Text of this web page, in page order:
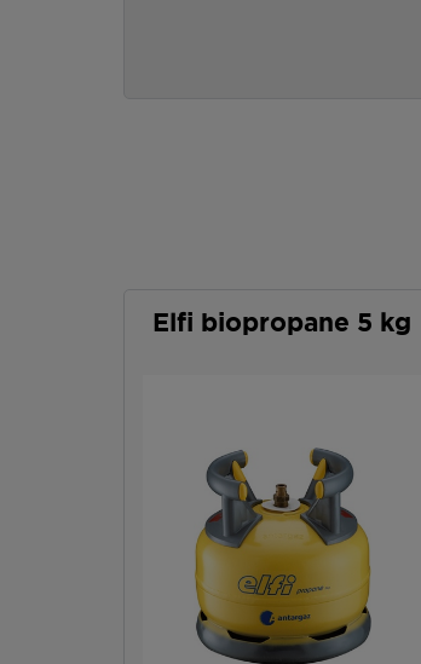
Elfi biopropane 5 kg